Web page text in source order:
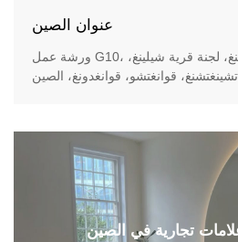
عنوان الصين
ورشة عمل G10، المنطقة الصناعية لونغتنغ، لجنة قرية شيلينغ،
قوانغتشو، قوانغدونغ، الصين
تجارية في الصين